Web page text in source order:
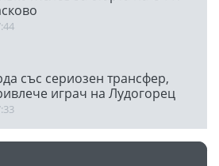
със сериозен трансфер,
играч на Лудогорец